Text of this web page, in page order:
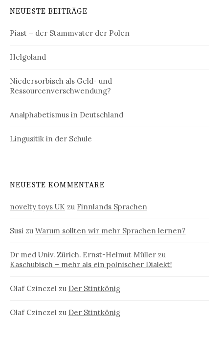
NEUESTE BEITRÄGE
Piast – der Stammvater der Polen
Helgoland
Niedersorbisch als Geld- und
Ressourcenverschwendung?
Analphabetismus in Deutschland
Lingusitik in der Schule
NEUESTE KOMMENTARE
novelty toys UK zu Finnlands Sprachen
Susi zu Warum sollten wir mehr Sprachen lernen?
Dr med Univ. Zürich. Ernst-Helmut Müller zu
Kaschubisch – mehr als ein polnischer Dialekt!
Olaf Czinczel zu Der Stintkönig
Olaf Czinczel zu Der Stintkönig